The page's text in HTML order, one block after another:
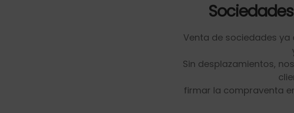
Venta de sociedades ya
Sin desplazamientos,
firmar la compraventa